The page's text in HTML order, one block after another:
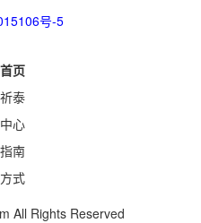
号-5
页
泰
心
南
式
All Rights Reserved